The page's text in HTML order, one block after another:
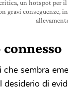
un hotspot per
gravi conseguenze,
sembra
desiderio di